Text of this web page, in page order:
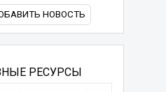
НОВОСТЬ
РЕСУРСЫ